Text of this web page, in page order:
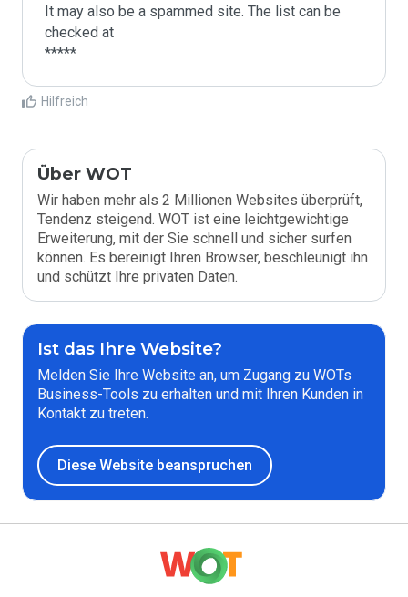
It may also be a spammed site. The list can be
checked at
Hilfreich
Über WOT
Wir haben mehr als 2 Millionen Websites überprüft,
Tendenz steigend. WOT ist eine leichtgewichtige
Erweiterung, mit der Sie schnell und sicher surfen
können. Es bereinigt Ihren Browser, beschleunigt ihn
und schützt Ihre privaten Daten.
Ist das Ihre Website?
Melden Sie Ihre Website an, um Zugang zu WOTs
Business-Tools zu erhalten und mit Ihren Kunden in
Kontakt zu treten.
Diese Website beanspruchen